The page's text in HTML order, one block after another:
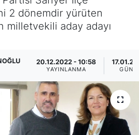
2 dönemdir yürüten
milletvekili aday adayı
20.12.2022 - 10:58
YAYINLANMA
(Arşiv)